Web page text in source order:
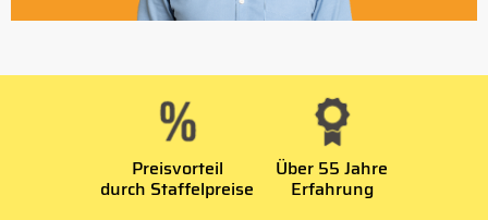
Preisvorteil
durch Staffelpreise
Über 55 Jahre
Erfahrung